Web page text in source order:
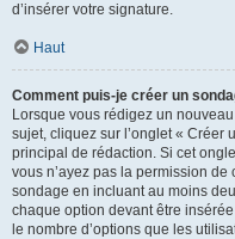
d’insérer votre signature.
Haut
Comment puis-je créer un
Lorsque vous rédigez un
sujet, cliquez sur l’onglet « Créer
principal de rédaction. Si cet
vous n’ayez pas la permission
sondage en incluant au moins
chaque option devant être
le nombre d’options que les